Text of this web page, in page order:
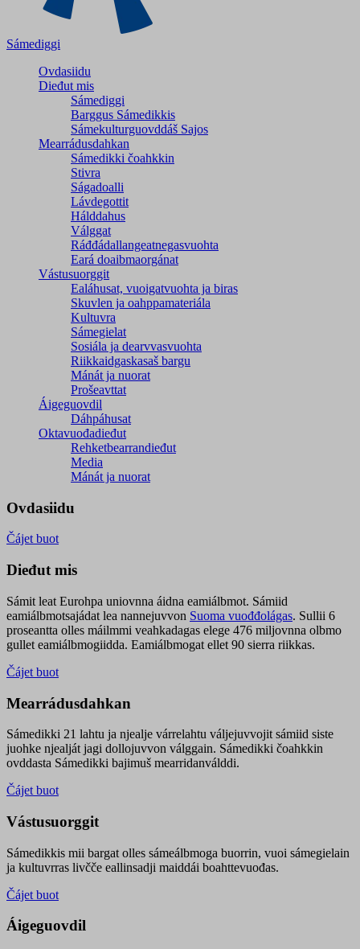
Sámediggi
Ovdasiidu
Dieđut mis
Sámediggi
Barggus Sámedikkis
Sámekulturguovddáš Sajos
Mearrádusdahkan
Sámedikki čoahkkin
Stivra
Ságadoalli
Lávdegottit
Hálddahus
Válggat
Ráđđádallangeatnegas­vuohta
Eará doaibmaorgánat
Vástusuorggit
Ealáhusat, vuoigatvuohta ja biras
Skuvlen ja oahppamateriála
Kultuvra
Sámegielat
Sosiála ja dearvvasvuohta
Riikkaidgaskasaš bargu
Mánát ja nuorat
Prošeavttat
Áigeguovdil
Dáhpáhusat
Oktavuođadieđut
Rehketbearrandieđut
Media
Mánát ja nuorat
Ovdasiidu
Čájet buot
Dieđut mis
Sámit leat Eurohpa uniovnna áidna eamiálbmot. Sámiid
eamiálbmotsajádat lea nannejuvvon Suoma vuođđolágas. Sullii 6
proseantta olles máilmmi veahkadagas elege 476 miljovnna olbmo
gullet eamiálbmogiidda. Eamiálbmogat ellet 90 sierra riikkas.
Čájet buot
Mearrádusdahkan
Sámedikki 21 lahtu ja njealje várrelahtu váljejuvvojit sámiid siste
juohke njealját jagi dollojuvvon válggain. Sámedikki čoahkkin
ovddasta Sámedikki bajimuš mearridanválddi.
Čájet buot
Vástusuorggit
Sámedikkis mii bargat olles sámeálbmoga buorrin, vuoi sámegielain
ja kultuvrras livčče eallinsadji maiddái boahttevuođas.
Čájet buot
Áigeguovdil